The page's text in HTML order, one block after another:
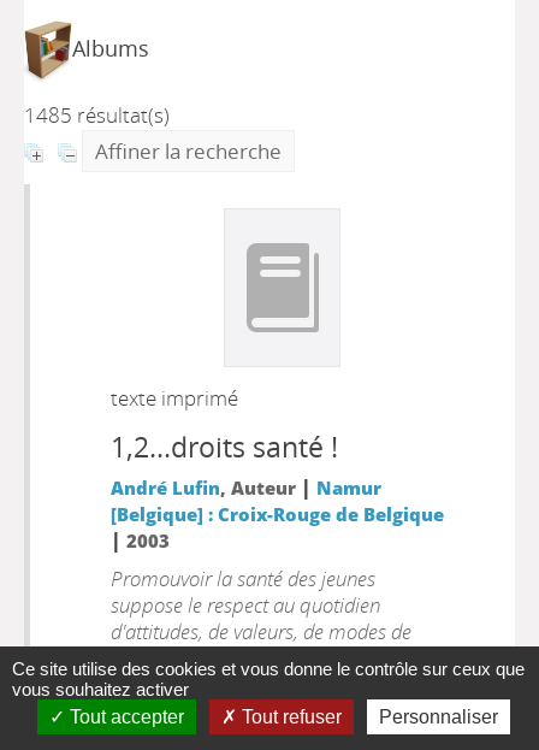
Albums
1485 résultat(s)
Affiner la recherche
texte imprimé
1,2...droits santé !
André Lufin, Auteur | Namur
[Belgique] : Croix-Rouge de Belgique
|2003
Promouvoir la santé des jeunes
suppose le respect au quotidien
d'attitudes, de valeurs, de modes de
relations sociales, qui leur permettront
de se sentir bien dans leur peau et de
s'adapter aux exigences de l'existence.
Cette brochure présente q[...]
Ce site utilise des cookies et vous donne le contrôle sur ceux que
vous souhaitez activer
Tout accepter
Tout refuser Personnaliser